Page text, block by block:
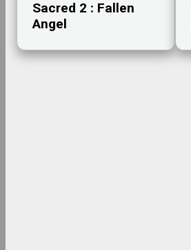
Sacred 2 : Fallen
Angel